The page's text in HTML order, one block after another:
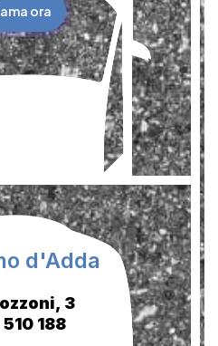
ora
d'Adda
3
188